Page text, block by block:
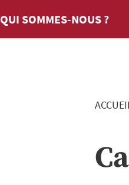
QUI SOMMES-NOUS ?